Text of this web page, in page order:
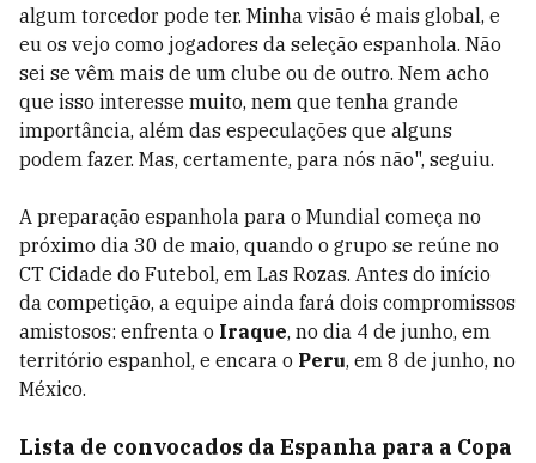
algum torcedor pode ter. Minha visão é mais global, e
eu os vejo como jogadores da seleção espanhola. Não
sei se vêm mais de um clube ou de outro. Nem acho
que isso interesse muito, nem que tenha grande
importância, além das especulações que alguns
podem fazer. Mas, certamente, para nós não", seguiu.
A preparação espanhola para o Mundial começa no
próximo dia 30 de maio, quando o grupo se reúne no
CT Cidade do Futebol, em Las Rozas. Antes do início
da competição, a equipe ainda fará dois compromissos
amistosos: enfrenta o Iraque, no dia 4 de junho, em
território espanhol, e encara o Peru, em 8 de junho, no
México.
Lista de convocados da Espanha para a Copa